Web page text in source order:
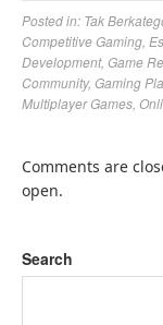
Posted in: Tak
Competitive Gaming
Development, Game
Community, Gaming
Multiplayer Games
Comments are
open.
Search